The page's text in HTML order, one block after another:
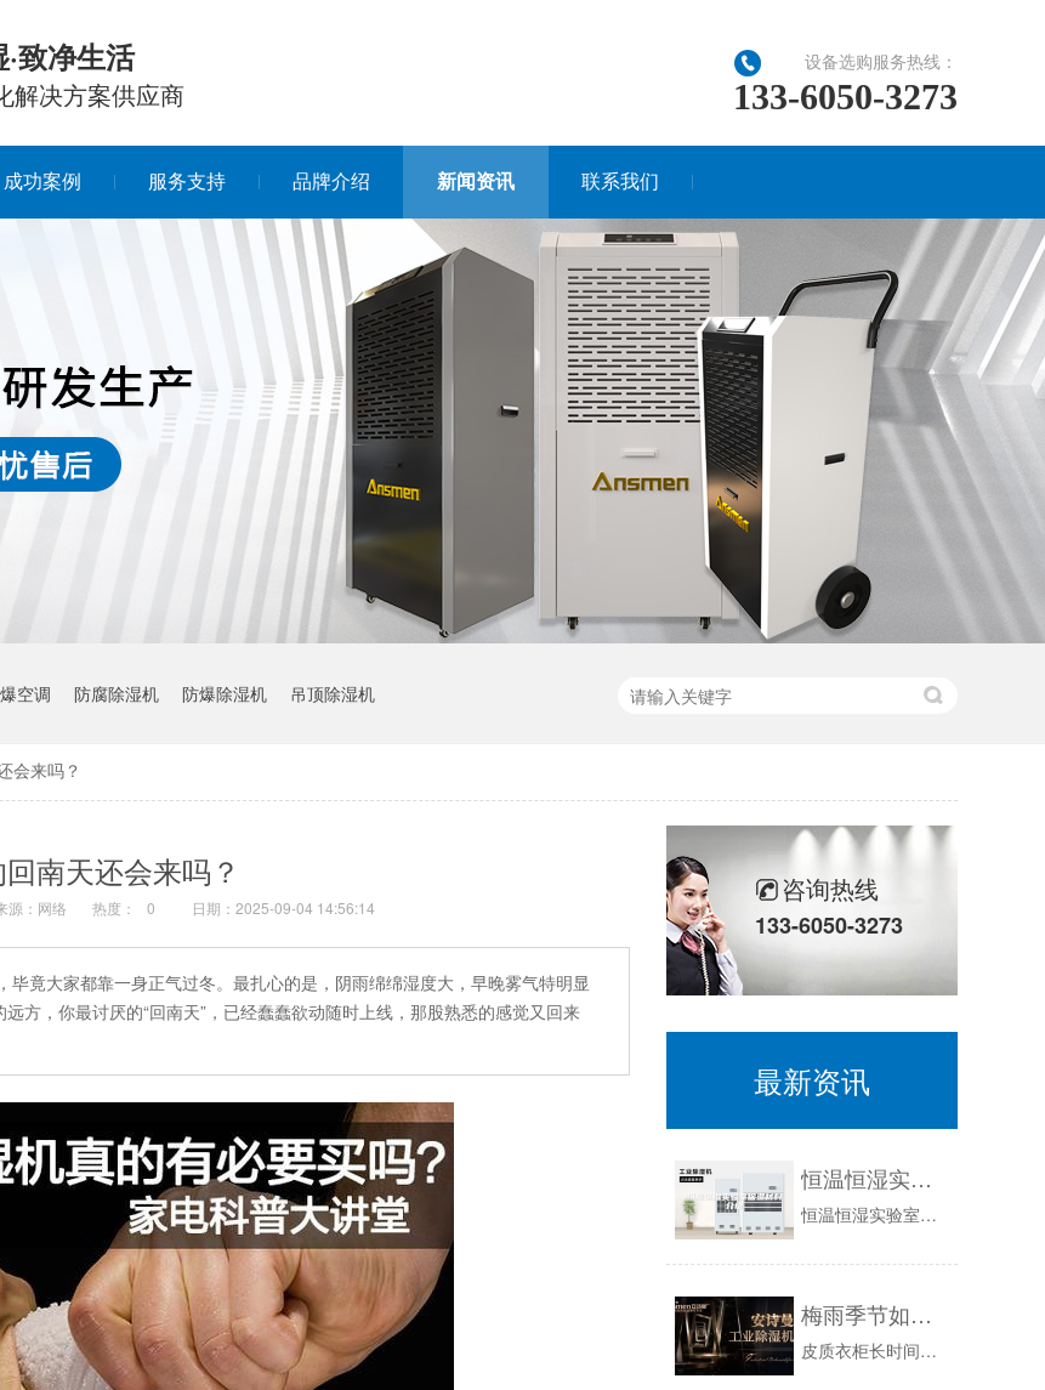
致净生活
解决方案供应商
设备选购服务热线：
133-6050-3273
成功案例 服务支持 品牌介绍 新闻资讯 联系我们
空调 防腐除湿机 防爆除湿机 吊顶除湿机
会来吗？
南天还会来吗？
源：网络 热度： 0 日期：2025-09-04 14:56:14
竟大家都靠一身正气过冬。最扎心的是，阴雨绵绵湿度大，早晚雾气特明显
方，你最讨厌的“回南天”，已经蠢蠢欲动随时上线，那股熟悉的感觉又回来
咨询热线
133-6050-3273
最新资讯
恒温恒湿实验室保温材料介绍
恒温恒湿实验室保温材料介绍为了能够让恒温恒湿实验室装修更加的顺利，保证整个实验室的恒温和恒湿的准确度，这对于各种实验测试数据才会更加的准确，...
梅雨季节如何防潮？一招教你告别发霉的烦恼
皮质衣柜长时间处于潮湿环境下，经过化学处理后的皮具表面颜色容易变异，皮质变硬,湿度超过90%的环境下还会出现霉点。湿热天气到来之前，应先用柔...